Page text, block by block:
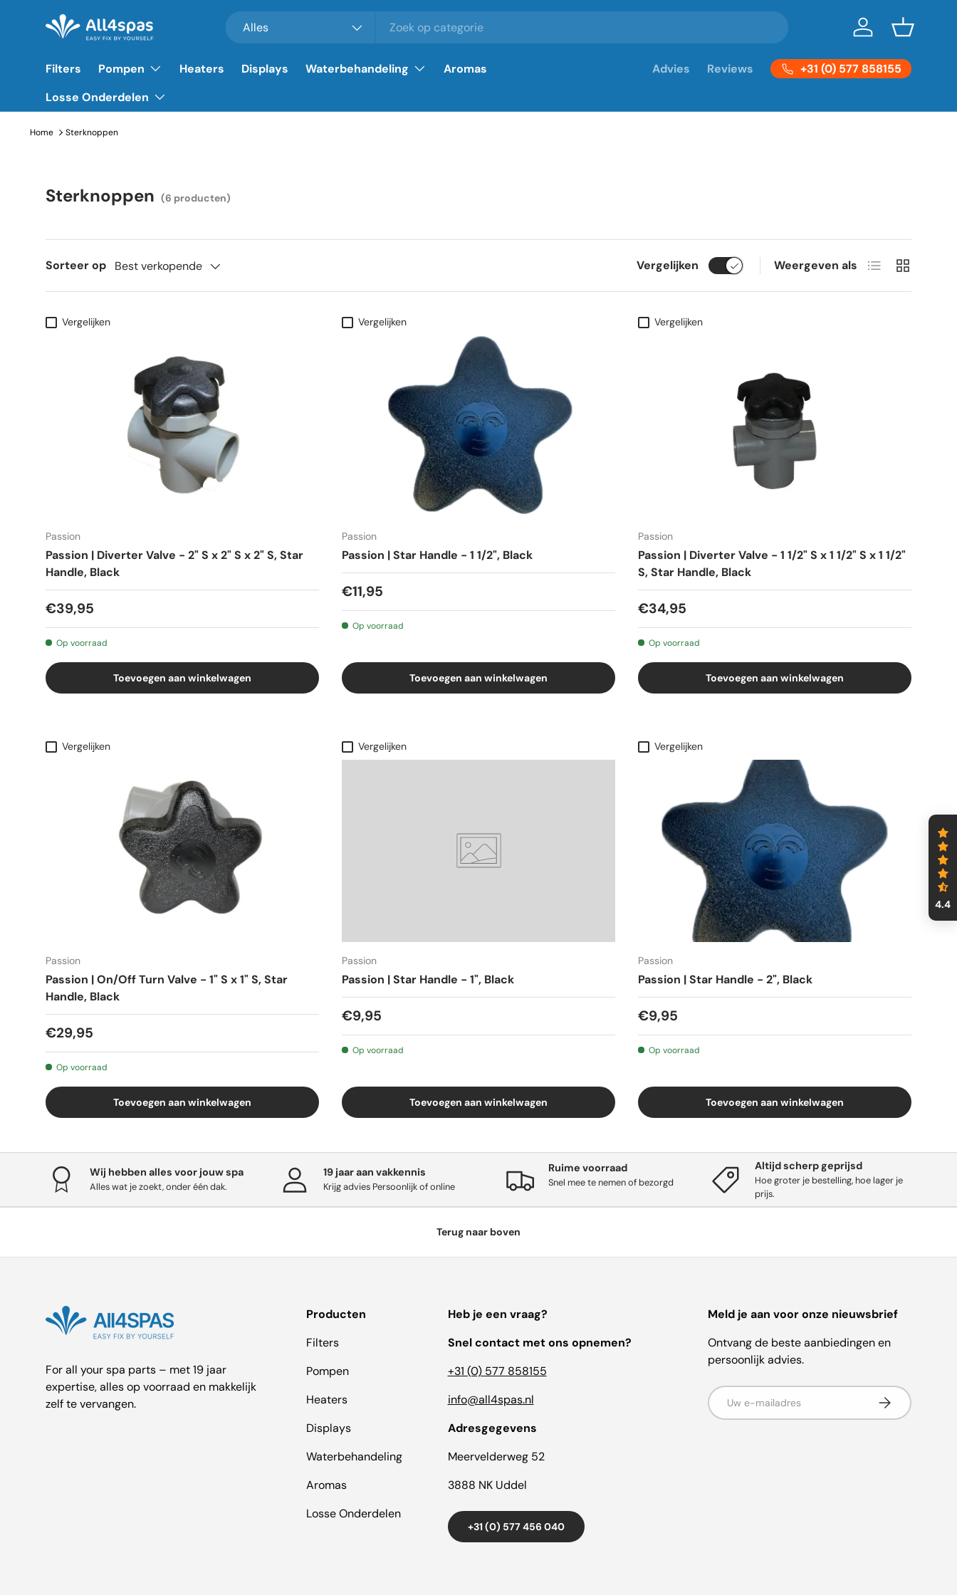
Ga naar inhoud Alles InloggenMandje
Filters Pompen Heaters Displays Waterbehandeling
Aromas
Losse Onderdelen
Advies Reviews +31 (0) 577 858155
Home Sterknoppen
Sterknoppen (6 producten)
Sorteer op Best verkopende Vergelijken Weergeven als Lijst Raster
Vergelijken
Passion
Passion | Diverter Valve - 2" S x 2" S x 2" S, Star
Handle, Black
€39,95
Op voorraad
Toevoegen aan winkelwagen
Vergelijken
Passion
Passion | Star Handle - 1 1/2", Black
€11,95
Op voorraad
Toevoegen aan winkelwagen
Vergelijken
Passion
Passion | Diverter Valve - 1 1/2" S x 1 1/2" S x 1 1/2"
S, Star Handle, Black
€34,95
Op voorraad
Toevoegen aan winkelwagen
Vergelijken
Passion
Passion | On/Off Turn Valve - 1" S x 1" S, Star
Handle, Black
€29,95
Op voorraad
Toevoegen aan winkelwagen
Vergelijken
Passion
Passion | Star Handle - 1", Black
€9,95
Op voorraad
Toevoegen aan winkelwagen
Vergelijken
Passion
Passion | Star Handle - 2", Black
€9,95
Op voorraad
Toevoegen aan winkelwagen
Wij hebben alles voor jouw spa
Alles wat je zoekt, onder één dak.
19 jaar aan vakkennis
Krijg advies Persoonlijk of online
Ruime voorraad
Snel mee te nemen of bezorgd
Altijd scherp geprijsd
Hoe groter je bestelling, hoe lager je
prijs.
Terug naar boven
For all your spa parts – met 19 jaar
expertise, alles op voorraad en makkelijk
zelf te vervangen.
Producten
Filters
Pompen
Heaters
Displays
Waterbehandeling
Aromas
Losse Onderdelen
Heb je een vraag?
Snel contact met ons opnemen?
+31 (0) 577 858155
info@all4spas.nl
Adresgegevens
Meervelderweg 52
3888 NK Uddel
+31 (0) 577 456 040
Meld je aan voor onze nieuwsbrief
Ontvang de beste aanbiedingen en
persoonlijk advies.
E-mailadres Abonneer
4.4